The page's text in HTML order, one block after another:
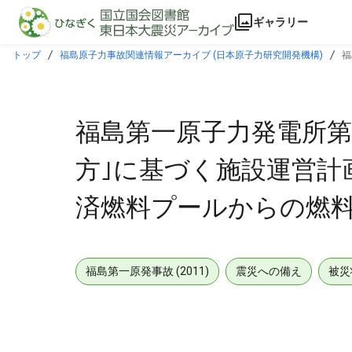
本文に飛ぶ
ギャラリー
トップ 福島原子力事故関連情報アーカイブ (日本原子力研究開発機構)
福島第一原子力発電所
方｣に基づく施設運営
済燃料プールからの燃
福島第一原発事故 (2011) 震災への備え 被災